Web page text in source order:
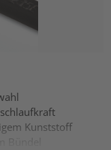
Kunststoff
Bündel